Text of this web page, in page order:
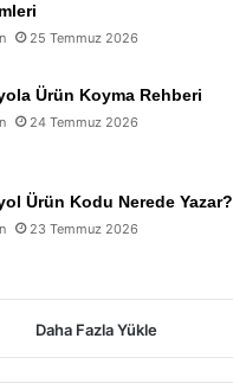
25 Temmuz 2026
Ürün Koyma Rehberi
24 Temmuz 2026
Ürün Kodu Nerede Yazar?
23 Temmuz 2026
Daha Fazla Yükle